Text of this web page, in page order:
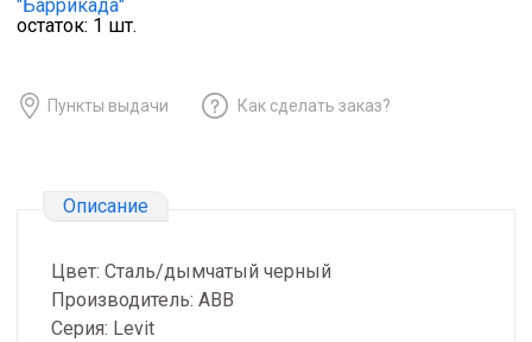
"Баррикада"
остаток: 1 шт.
Пункты выдачи Как сделать заказ?
Описание
Цвет: Сталь/дымчатый черный
Производитель: ABB
Серия: Levit